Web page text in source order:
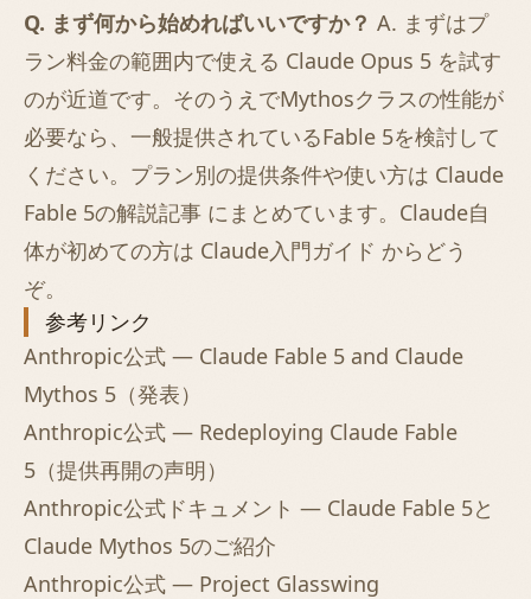
Q. まず何から始めればいいですか？ A. まずはプ
ラン料金の範囲内で使える Claude Opus 5 を試す
のが近道です。そのうえでMythosクラスの性能が
必要なら、一般提供されているFable 5を検討して
ください。プラン別の提供条件や使い方は Claude
Fable 5の解説記事 にまとめています。Claude自
体が初めての方は Claude入門ガイド からどう
ぞ。
参考リンク
Anthropic公式 — Claude Fable 5 and Claude
Mythos 5（発表）
Anthropic公式 — Redeploying Claude Fable
5（提供再開の声明）
Anthropic公式ドキュメント — Claude Fable 5と
Claude Mythos 5のご紹介
Anthropic公式 — Project Glasswing